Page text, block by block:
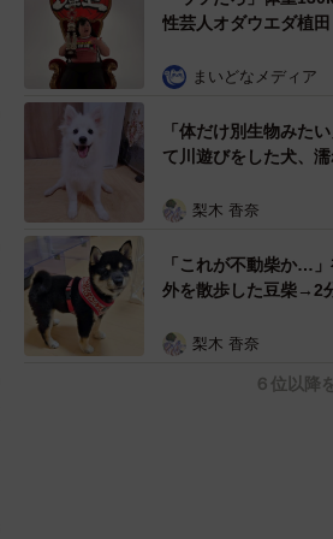
性芸人オダウエダ植
で」 まいどなメディア
「体だけ別生物みた
て川遊びをした犬、
だ！」「河童だ」「毛
梨木 香奈
「これが不動柴か…
外を散歩した豆柴→2
ぎる」「ぬいぐるみみ
梨木 香奈
６位以降